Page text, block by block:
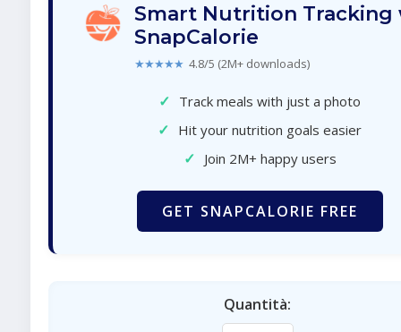
Smart Nutrition Tracking
SnapCalorie
★★★★★ 4.8/5 (2M+ downloads)
✓ Track meals with just a photo
✓ Hit your nutrition goals easier
✓ Join 2M+ happy users
GET SNAPCALORIE FREE
Quantità: